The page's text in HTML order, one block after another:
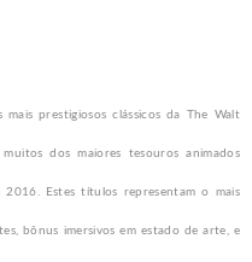
prestigiosos clássicos da The Walt
dos maiores tesouros animados
2016. Estes títulos representam o mais
bônus imersivos em estado de arte, e